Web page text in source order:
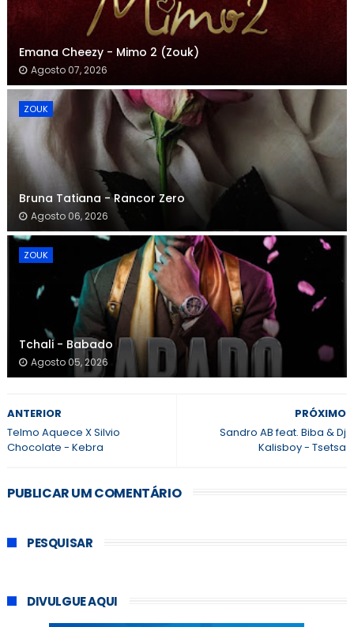
Emana Cheezy - Mimo 2 (Zouk)
Agosto 07, 2026
ZOUK
Bruna Tatiana - Rancor Zero
Agosto 06, 2026
ZOUK
Tchali - Babado
Agosto 05, 2026
PRÓXIMO
Sandro AB feat. Biba & Dj
Kalisboy - Tsetsa
ANTERIOR
Telmo Aquece X Silvio
Chocolate - Kebra
PUBLICAR UM COMENTÁRIO
PESQUISAR
DIVULGUE AQUI